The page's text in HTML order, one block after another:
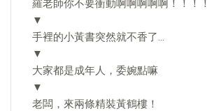
羅老師你不要衝動啊啊啊啊啊！！！！
▼
手裡的小黃書突然就不香了…
▼
大家都是成年人，委婉點嘛
▼
老闆，來兩條精裝黃鶴樓！